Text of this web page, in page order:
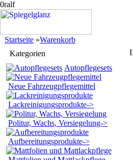
0ralf
Startseite »Warenkorb
Kategorien
Autopflegesets
Neue Fahrzeugpflegemittel
Lackreinigungsprodukte->
Politur, Wachs, Versiegelung->
Aufbereitungsprodukte->
I